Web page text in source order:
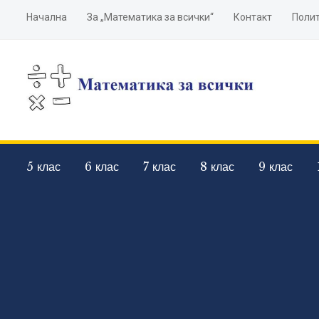
Начална За „Математика за всички“ Контакт
5 клас 6 клас 7 клас 8 клас 9 клас